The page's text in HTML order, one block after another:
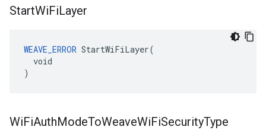
StartWiFiLayer
WEAVE_ERROR StartWiFiLayer(
  void
)
WiFiAuthModeToWeaveWiFiSecurityType